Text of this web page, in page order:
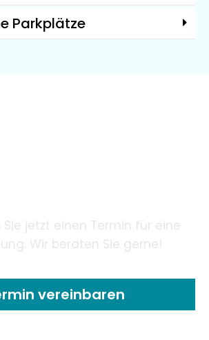
Parkplätze
Sie jetzt einen Termin für eine
Wir beraten Sie gerne!
vereinbaren